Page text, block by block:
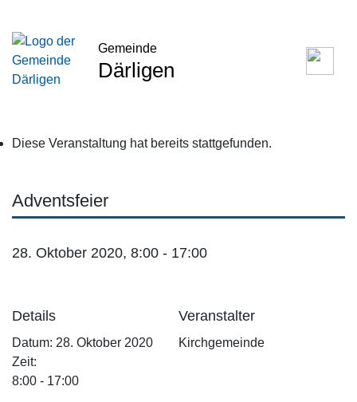
Gemeinde
Därligen
Diese Veranstaltung hat bereits stattgefunden.
Adventsfeier
28. Oktober 2020, 8:00 - 17:00
Details
Datum: 28. Oktober 2020
Zeit:
8:00 - 17:00
Veranstalter
Kirchgemeinde